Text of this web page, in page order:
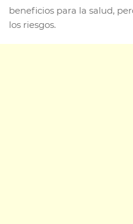
beneficios para la salud,
los riesgos.